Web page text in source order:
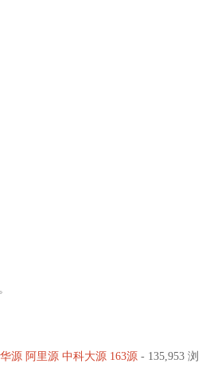
源 阿里源 中科大源 163源- 135,953 浏